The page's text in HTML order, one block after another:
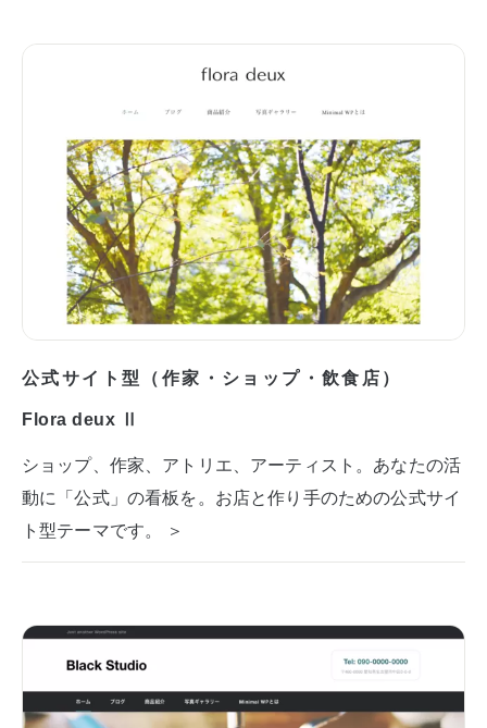
公式サイト型（作家・ショップ・飲食店）
Flora deux Ⅱ
ショップ、作家、アトリエ、アーティスト。あなたの活
動に「公式」の看板を。お店と作り手のための公式サイ
ト型テーマです。 ＞